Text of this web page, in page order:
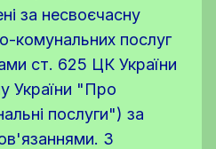
за несвоєчасну
комунальних послуг
ст. 625 ЦК України
України "Про
послуги") за
З